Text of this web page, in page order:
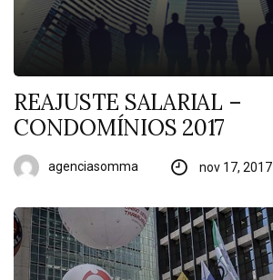
REAJUSTE SALARIAL –
CONDOMÍNIOS 2017
agenciasomma nov 17, 2017